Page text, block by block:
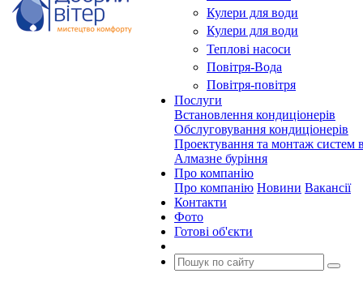
Кулери для води
Кулери для води
Теплові насоси
Повітря-Вода
Повітря-повітря
Послуги
Встановлення кондиціонерів
Обслуговування кондиціонерів
Проектування та монтаж систем
Алмазне буріння
Про компанію
Про компанію Новини Вакансії
Контакти
Фото
Готові об'єкти